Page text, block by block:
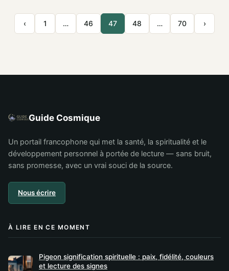
‹ 1 … 46 47 48 … 70 ›
Guide Cosmique
Un portail francophone qui met la santé, la spiritualité et le
développement personnel à portée de lecture — sans bruit,
sans promesse, avec un vrai souci de la source.
Nous écrire
À LIRE EN CE MOMENT
Pigeon signification spirituelle : paix, fidélité, couleurs
et lecture des signes